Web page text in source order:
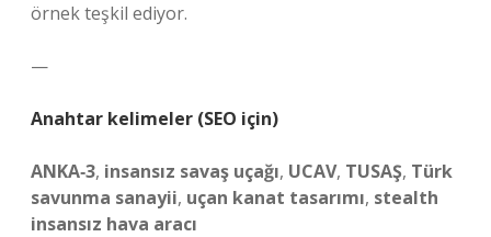
örnek teşkil ediyor.
—
Anahtar kelimeler (SEO için)
ANKA‑3, insansız savaş uçağı, UCAV, TUSAŞ, Türk
savunma sanayii, uçan kanat tasarımı, stealth
insansız hava aracı